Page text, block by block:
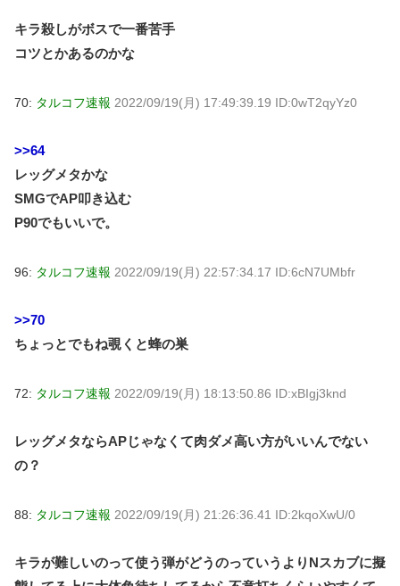
キラ殺しがボスで一番苦手
コツとかあるのかな
70: タルコフ速報 2022/09/19(月) 17:49:39.19 ID:0wT2qyYz0
>>64
レッグメタかな
SMGでAP叩き込む
P90でもいいで。
96: タルコフ速報 2022/09/19(月) 22:57:34.17 ID:6cN7UMbfr
>>70
ちょっとでもね覗くと蜂の巣
72: タルコフ速報 2022/09/19(月) 18:13:50.86 ID:xBIgj3knd
レッグメタならAPじゃなくて肉ダメ高い方がいいんでない
の？
88: タルコフ速報 2022/09/19(月) 21:26:36.41 ID:2kqoXwU/0
キラが難しいのって使う弾がどうのっていうよりNスカブに擬